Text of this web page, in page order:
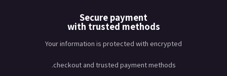
Secure payment
with trusted methods
Your information is protected with encrypted
checkout and trusted payment methods.